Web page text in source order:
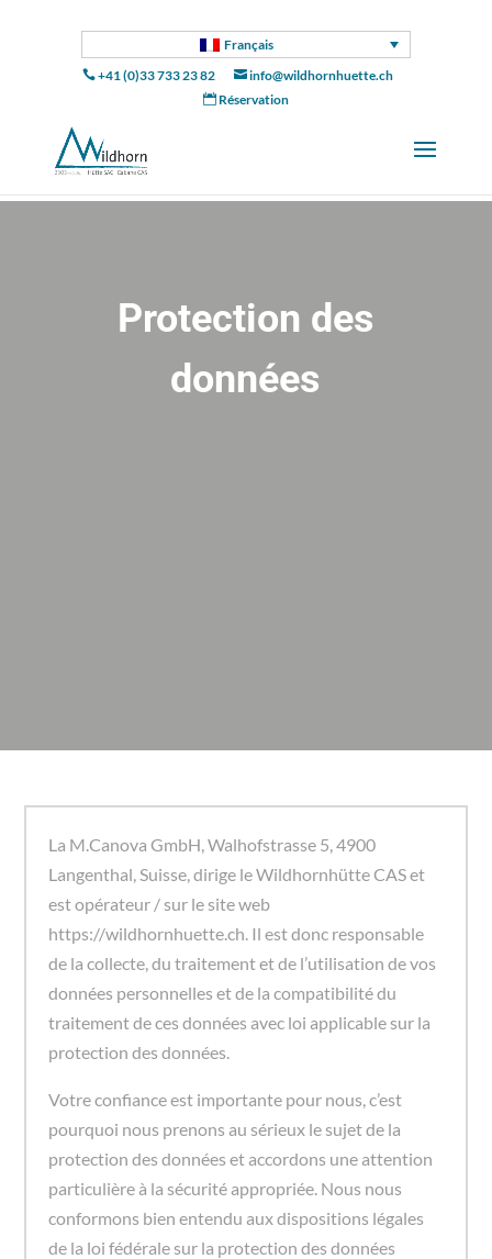
Français
+41 (0)33 733 23 82 info@wildhornhuette.ch
Réservation
Protection des
données
La M.Canova GmbH, Walhofstrasse 5, 4900
Langenthal, Suisse, dirige le Wildhornhütte CAS et
est opérateur / sur le site web
https://wildhornhuette.ch. Il est donc responsable
de la collecte, du traitement et de l’utilisation de vos
données personnelles et de la compatibilité du
traitement de ces données avec loi applicable sur la
protection des données.
Votre confiance est importante pour nous, c’est
pourquoi nous prenons au sérieux le sujet de la
protection des données et accordons une attention
particulière à la sécurité appropriée. Nous nous
conformons bien entendu aux dispositions légales
de la loi fédérale sur la protection des données